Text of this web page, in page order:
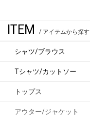
ITEM / アイテムから探す
シャツ/ブラウス
Tシャツ/カットソー
トップス
アウター/ジャケット